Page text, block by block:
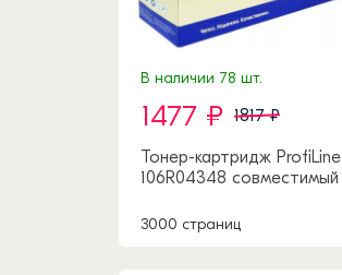
В наличии 78 шт.
1477 ₽ 1817 ₽
Тонер-картридж ProfiLine
106R04348 совместимый
3000 страниц